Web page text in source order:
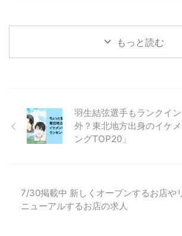
もっと読む
羽生結弦選手もランクイ
外？東北地方出身のイケ
ングTOP20」
7/30掲載中 新しくオープンするお店や
ニューアルするお店の求人